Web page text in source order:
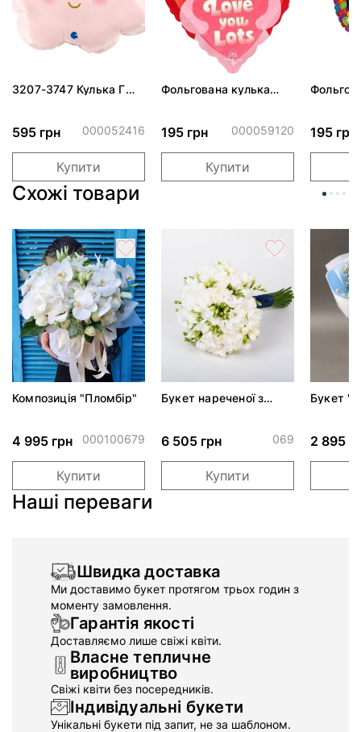
3207-3747 Кулька Г
595 грн 000052416
Купити
Фольгована кулька
195 грн 000059120
Купити
195 грн
Схожі товари
Композиція "Пломбір"
4 995 грн 000100679
Купити
Букет нареченої з
6 505 грн 069
Купити
Букет
2 895
Наші переваги
Швидка доставка
Ми доставимо букет протягом трьох годин з
моменту замовлення.
Гарантія якості
Доставляємо лише свіжі квіти.
Власне тепличне
виробництво
Свіжі квіти без посередників.
Індивідуальні букети
Унікальні букети під запит, не за шаблоном.